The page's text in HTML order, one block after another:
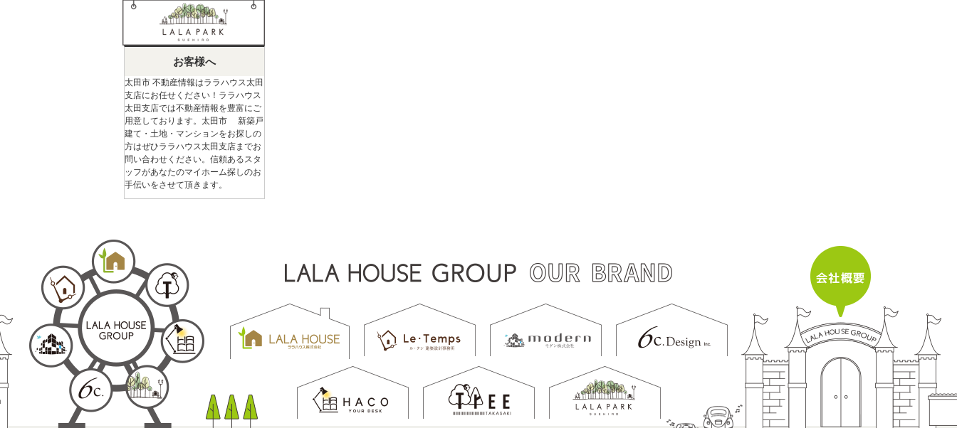
お客様へ
太田市 不動産情報はララハウス太田
支店にお任せください！ララハウス
太田支店では不動産情報を豊富にご
用意しております。太田市 新築戸
建て・土地・マンションをお探しの
方はぜひララハウス太田支店までお
問い合わせください。信頼あるスタ
ッフがあなたのマイホーム探しのお
手伝いをさせて頂きます。